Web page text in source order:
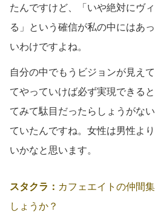
たんですけど、「いや絶対にヴ
る」という確信が私の中にはあ
いわけですよね。
自分の中でもうビジョンが見え
てやっていけば必ず実現できる
てみて駄目だったらしょうがな
ていたんですね。女性は男性よ
いかなと思います。
スタクラ： カフェエイトの仲間
しょうか？